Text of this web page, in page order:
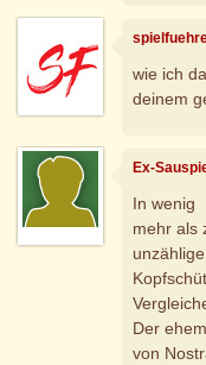
wie ich
deinem
Ex-
In wenig
mehr als
Der
von